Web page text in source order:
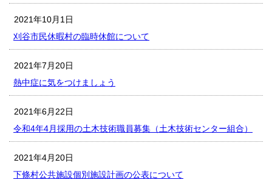
2021年10月1日
刈谷市民休暇村の臨時休館について
2021年7月20日
熱中症に気をつけましょう
2021年6月22日
令和4年4月採用の土木技術職員募集（土木技術センター組合）
2021年4月20日
下條村公共施設個別施設計画の公表について